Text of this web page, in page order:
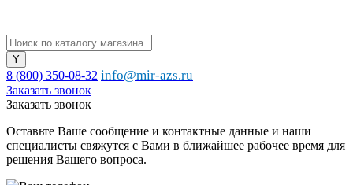
8 (800) 350-08-32 info@mir-azs.ru
Заказать звонок
Заказать звонок
Оставьте Ваше сообщение и контактные данные и наши
специалисты свяжутся с Вами в ближайшее рабочее время для
решения Вашего вопроса.